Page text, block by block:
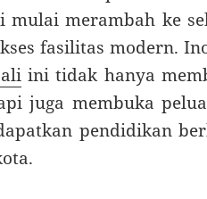
mulai merambah ke
fasilitas modern.
ini tidak hanya
juga membuka
pendidikan